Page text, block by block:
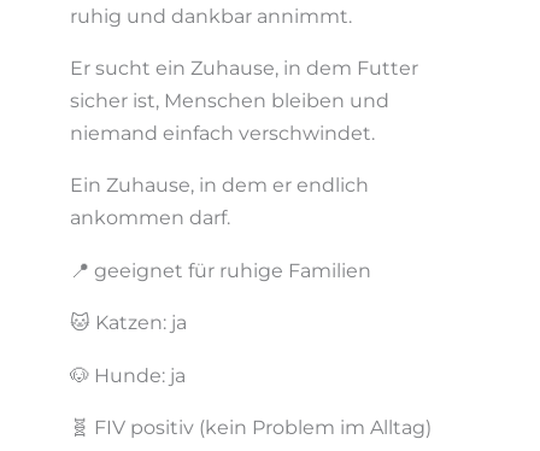
ruhig und dankbar annimmt.
Er sucht ein Zuhause, in dem Futter
sicher ist, Menschen bleiben und
niemand einfach verschwindet.
Ein Zuhause, in dem er endlich
ankommen darf.
📍 geeignet für ruhige Familien
🐱 Katzen: ja
🐶 Hunde: ja
🧬 FIV positiv (kein Problem im Alltag)